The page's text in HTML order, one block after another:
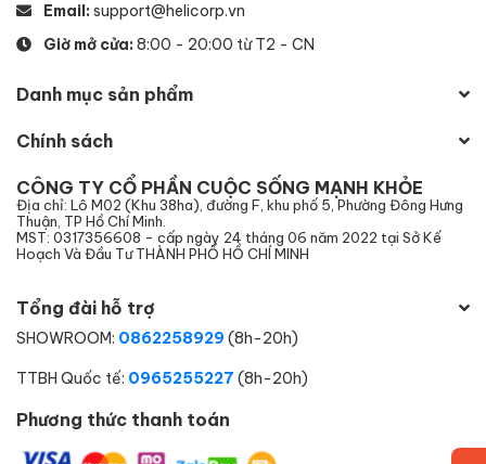
Email: support@helicorp.vn
Giờ mở cửa: 8:00 - 20:00 từ T2 - CN
Danh mục sản phẩm
Chính sách
CÔNG TY CỔ PHẦN CUỘC SỐNG MẠNH KHỎE
Địa chỉ: Lô M02 (Khu 38ha), đường F, khu phố 5, Phường Đông Hưng
Thuận, TP Hồ Chí Minh.
MST: 0317356608 - cấp ngày 24 tháng 06 năm 2022 tại Sở Kế
Hoạch Và Đầu Tư THÀNH PHỐ HỒ CHÍ MINH
Tổng đài hỗ trợ
SHOWROOM: 0862258929 (8h-20h)
TTBH Quốc tế: 0965255227 (8h-20h)
Phương thức thanh toán